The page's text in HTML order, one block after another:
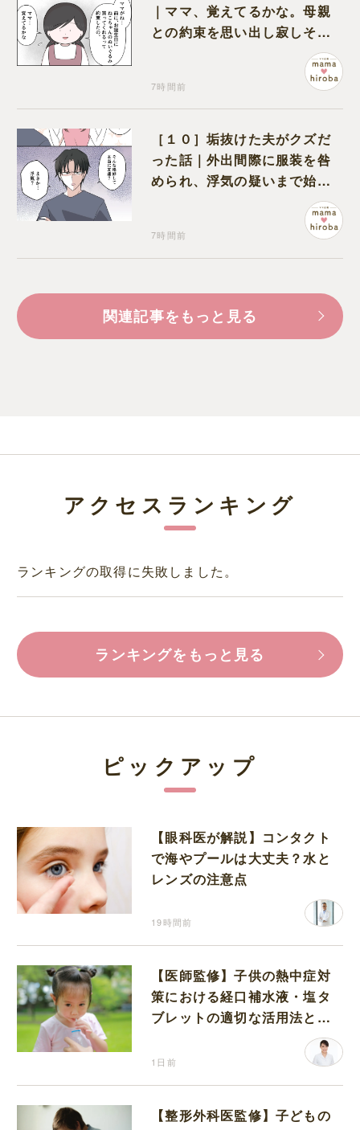
｜ママ、覚えてるかな。母親
との約束を思い出し寂しそう
7時間前
［１０］垢抜けた夫がクズだ
った話｜外出間際に服装を咎
められ、浮気の疑いまで始め
7時間前
関連記事をもっと見る
アクセスランキング
ランキングの取得に失敗しました。
ランキングをもっと見る
ピックアップ
【眼科医が解説】コンタクト
で海やプールは大丈夫？水と
レンズの注意点
19時間前
【医師監修】子供の熱中症対
策における経口補水液・塩タ
ブレットの適切な活用法と水
1日前
【整形外科医監修】子どもの